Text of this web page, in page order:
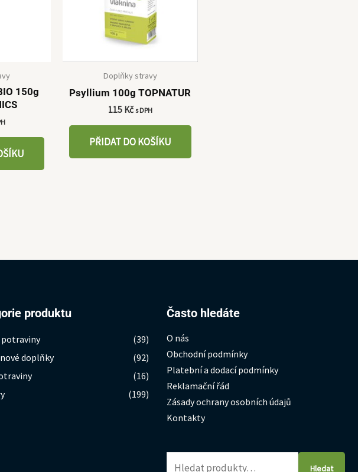
150g
Doplňky stravy
Psyllium 100g TOPNATUR
115 Kč s DPH
PŘIDAT DO KOŠÍKU
produktu
potraviny
(39)
doplňky
(92)
(16)
(199)
Často hledáte
O nás
Obchodní podmínky
Platební a dodací podmínky
Reklamační řád
Zásady ochrany osobních údajů
Kontakty
Hledat:
Hledat